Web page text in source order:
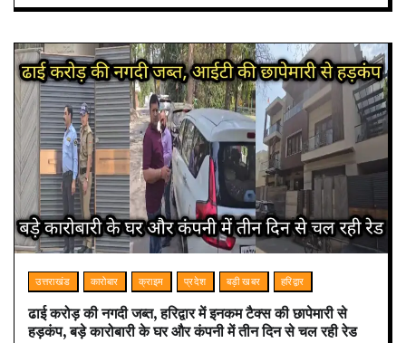
उत्तराखंड कारोबार क्राइम प्रदेश बड़ी खबर हरिद्वार
ढाई करोड़ की नगदी जब्त, हरिद्वार में इनकम टैक्स की छापेमारी से
हड़कंप, बड़े कारोबारी के घर और कंपनी में तीन दिन से चल रही रेड